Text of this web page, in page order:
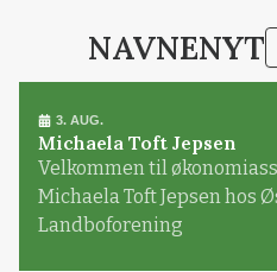
NAVNENYT
3. AUG.
Michaela Toft Jepsen
Velkommen til
Michaela Toft Jepsen hos
Landboforening